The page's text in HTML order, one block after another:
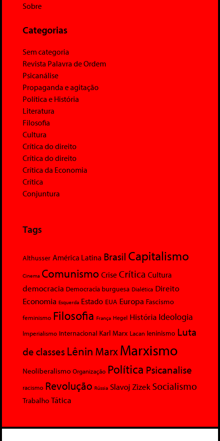
Sobre
Categorias
Sem categoria
Revista Palavra de Ordem
Psicanálise
Propaganda e agitação
Política e História
Literatura
Filosofia
Cultura
Crítica do direito
Crítica do direito
Crítica da Economia
Crítica
Conjuntura
Tags
Althusser América Latina Brasil Capitalismo
Cinema Comunismo Crise Crítica Cultura
democracia Democracia burguesa Dialética Direito
Economia Esquerda Estado EUA Europa Fascismo
feminismo Filosofia França Hegel História Ideologia
Imperialismo Internacional Karl Marx Lacan leninismo Luta
de classesLênin MarxMarxismo
Neoliberalismo Organização Política Psicanalise
racismo Revolução Rússia Slavoj Zizek Socialismo
Trabalho Tática